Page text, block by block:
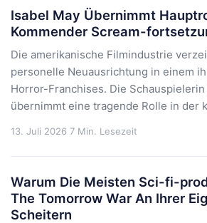
Isabel May Übernimmt
Kommender Scream-
Die amerikanische Filmindustrie
personelle Neuausrichtung in einem
Horror-Franchises. Die Schauspielerin
übernimmt eine tragende Rolle in der
13. Juli 2026 7 Min. Lesezeit
Warum Die Meisten Sci-fi-
The Tomorrow War An Ihrer
Scheitern